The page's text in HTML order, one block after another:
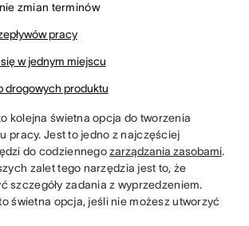
zmian terminów
pracy
w jednym miejscu
drogowych produktu
kolejna świetna opcja do tworzenia
pracy. Jest to jedno z najczęściej
do codziennegozarządzania zasobami.
zalet tego narzędzia jest to, że
szczegóły zadania z wyprzedzeniem.
świetna opcja, jeśli nie możesz utworzyć